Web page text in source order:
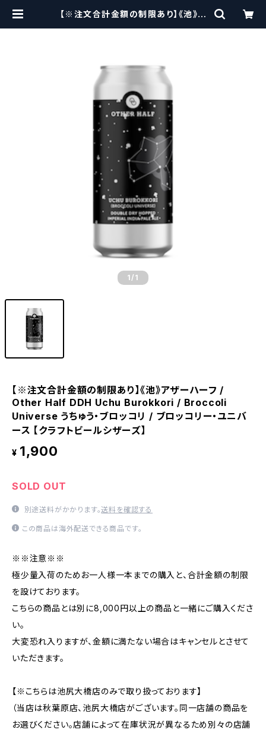
【※注文合計金額の制限あり】《池》ア
1 /1
【※注文合計金額の制限あり】《池》アザーハーフ /
Other Half DDH Uchu Burokkori / Broccoli
Universe うちゅう・ブロッコリ / ブロッコリー・ユニバ
ース 【クラフトビールシザーズ】
¥ 1,900
SOLD OUT
別途送料がかかります。送料を確認する
この商品は海外配送できる商品です。
※※注意※※
極少量入荷のためお一人様一本までの購入と、合計金額の制限
を設けております。
こちらの商品とは別に8,000円以上の商品と一緒にご購入くださ
い。
大変恐れ入りますが、金額に満たない場合はキャンセルとさせて
いただきます。
【※こちらは池尻大橋店のみで取り扱っております】
（当店は秋葉原店、池尻大橋店がございます。同一店舗の商品を
お選びください。店舗によって在庫状況が異なるため別々の店舗